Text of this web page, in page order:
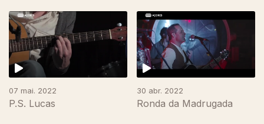
07 mai. 2022
P.S. Lucas
30 abr. 2022
Ronda da Madrugada